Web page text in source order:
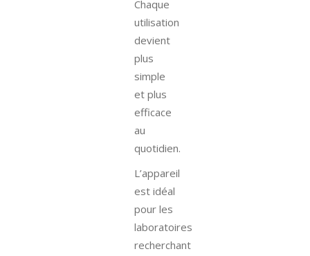
Chaque
utilisation
devient
plus
simple
et plus
efficace
au
quotidien.
L’appareil
est idéal
pour les
laboratoires
recherchant